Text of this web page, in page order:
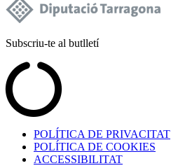
Subscriu-te al butlletí
POLÍTICA DE PRIVACITAT
POLÍTICA DE COOKIES
ACCESSIBILITAT